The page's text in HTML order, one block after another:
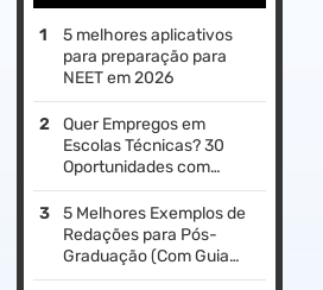
5 melhores aplicativos
para preparação para
NEET em 2026
Quer Empregos em
Escolas Técnicas? 30
Oportunidades com
Salários Altos em 2026
5 Melhores Exemplos de
Redações para Pós-
Graduação (Com Guia
para Escrever Redações)